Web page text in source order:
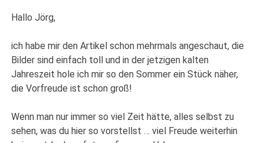
Hallo Jörg,
ich habe mir den Artikel schon mehrmals angeschaut, die
Bilder sind einfach toll und in der jetzigen kalten
Jahreszeit hole ich mir so den Sommer ein Stück näher,
die Vorfreude ist schon groß!
Wenn man nur immer so viel Zeit hätte, alles selbst zu
sehen, was du hier so vorstellst … viel Freude weiterhin